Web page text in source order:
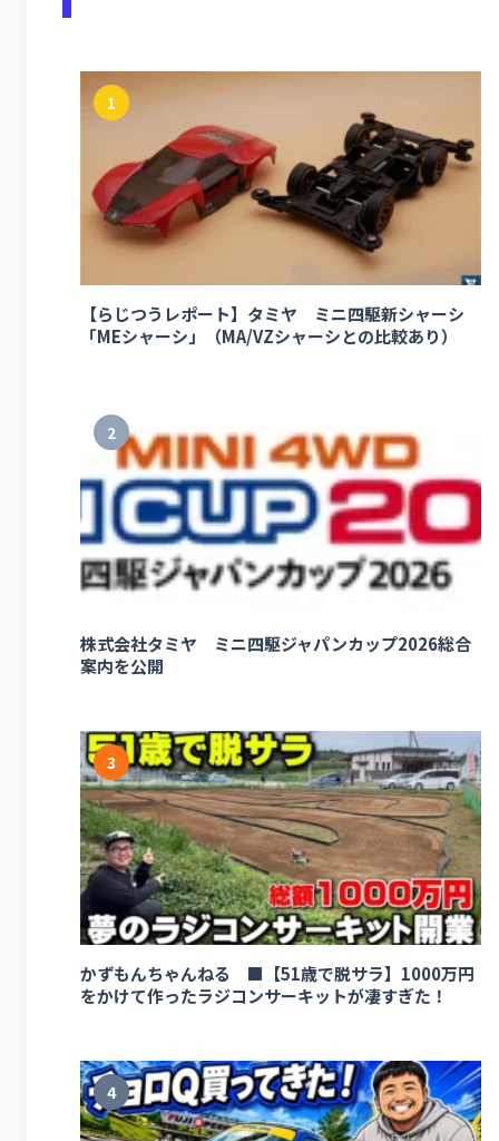
1
【らじつうレポート】タミヤ ミニ四駆新シャーシ
「MEシャーシ」（MA/VZシャーシとの比較あり）
2
株式会社タミヤ ミニ四駆ジャパンカップ2026総合
案内を公開
3
かずもんちゃんねる ■【51歳で脱サラ】1000万円
をかけて作ったラジコンサーキットが凄すぎた！
4